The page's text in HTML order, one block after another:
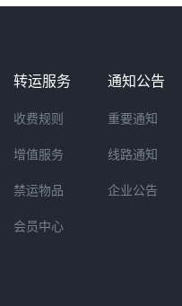
转运服务
收费规则
增值服务
禁运物品
会员中心
通知公告
重要通知
线路通知
企业公告